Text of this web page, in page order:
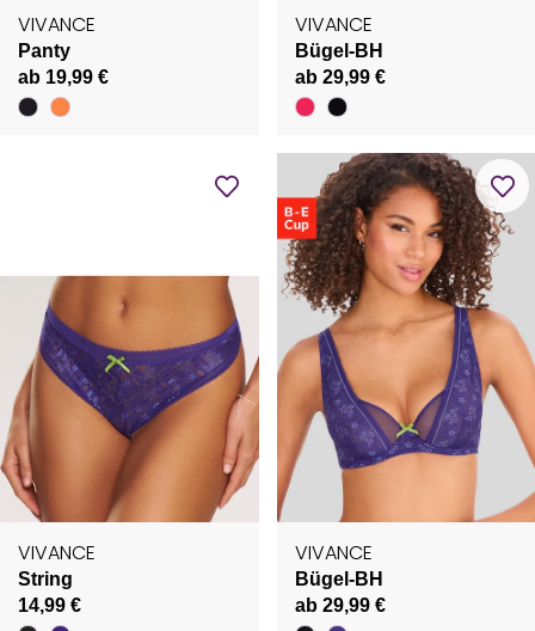
VIVANCE
Panty
ab 19,99 €
VIVANCE
Bügel-BH
ab 29,99 €
VIVANCE
String
14,99 €
VIVANCE
Bügel-BH
ab 29,99 €